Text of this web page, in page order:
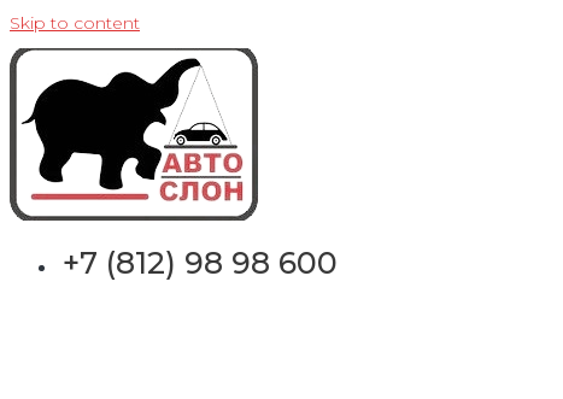
Skip to content
+7 (812) 98 98 600